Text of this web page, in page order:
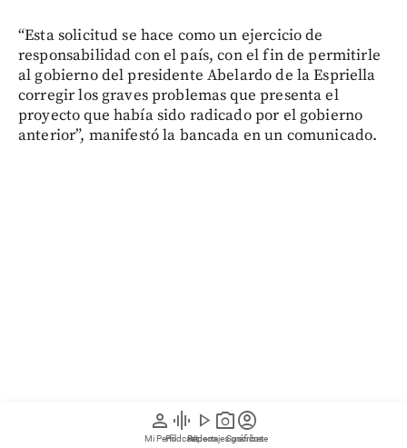
person
Mi Perfil
graphic_eq
Pódcast
play_arrow
Videos
photo_camera
Reportajes gráficos
account_circle
Suscríbete
“Esta solicitud se hace como un ejercicio de
responsabilidad con el país, con el fin de permitirle
al gobierno del presidente Abelardo de la Espriella
corregir los graves problemas que presenta el
proyecto que había sido radicado por el gobierno
anterior”, manifestó la bancada en un comunicado.
La administración saliente de Gustavo Petro radicó